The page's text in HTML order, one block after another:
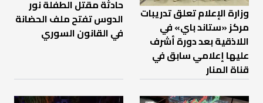
وزارة الإعلام تعلق تدريبات
مركز «ستاند باي» في
اللاذقية بعد دورة أشرف
عليها إعلامي سابق في
قناة المنار
حادثة مقتل الطفلة نور
الدوس تفتح ملف الحضانة
في القانون السوري